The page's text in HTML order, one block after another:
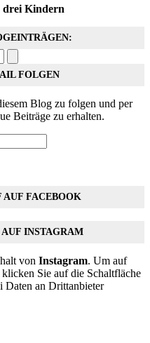
drei Kindern
FOLGEN
Blog zu folgen und per
Beiträge zu erhalten.
FACEBOOK
INSTAGRAM
von Instagram. Um auf
Sie auf die Schaltfläche
Daten an Drittanbieter